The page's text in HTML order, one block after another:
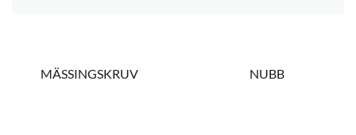
MÄSSINGSKRUV NUBB